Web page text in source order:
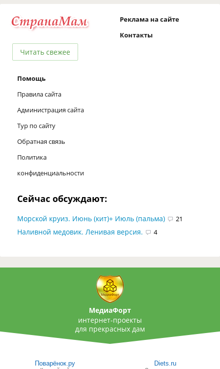
Читать свежее
Реклама на сайте
Контакты
Помощь
Правила сайта
Администрация сайта
Тур по сайту
Обратная связь
Политика
конфиденциальности
Сейчас обсуждают:
Морской круиз. Июнь (кит)+ Июль (пальма) 21
Наливной медовик. Ленивая версия. 4
МедиаФорт
интернет-проекты
для прекрасных дам
Поварёнок.ру Diets.ru